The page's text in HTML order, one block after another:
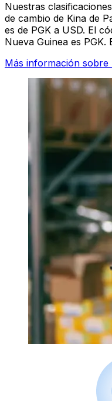
Nuestras
de cambio de Kina de
es de PGK a USD. El
Nueva Guinea es PGK.
Más información sobre